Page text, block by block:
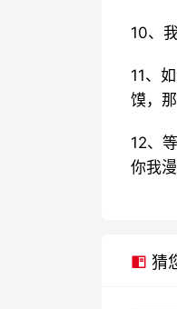
10、
11、
馍，
12、
你我漫
猜